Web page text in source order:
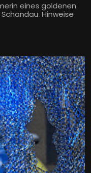
eines goldenen
Hinweise